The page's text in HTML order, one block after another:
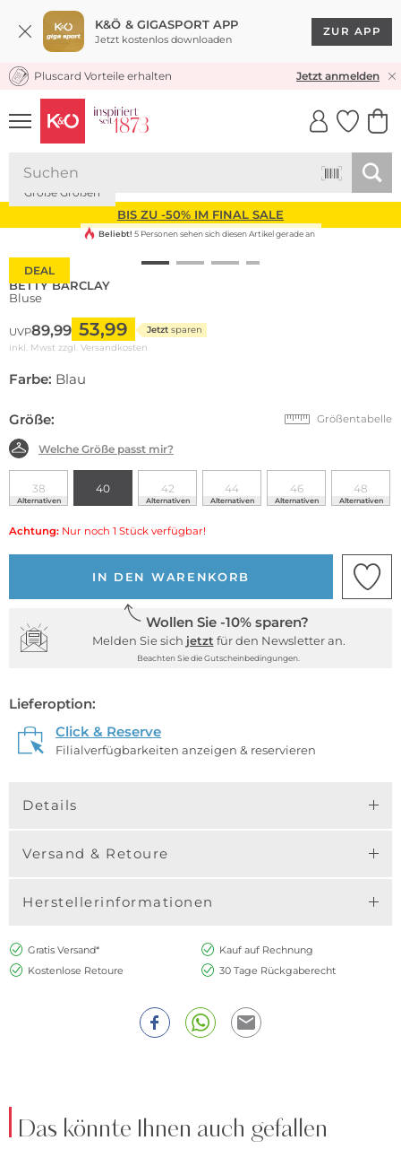
K&Ö & GIGASPORT APP
Jetzt kostenlos downloaden
ZUR APP
KOSTENLOSER VERSAND* & RÜCKVERSAND
Pluscard Vorteile erhalten Jetzt anmelden
UNSERE APP
CLICK &
BIS ZU -50% IM FINAL SALE
DEAL
Große Größen
Beliebt! 5 Personen sehen sich diesen Artikel gerade an
BETTY BARCLAY
Bluse
UVP89,99 53,99 Jetzt sparen
inkl. Mwst zzgl. Versandkosten
Farbe: Blau
Größe: Größentabelle
Welche Größe passt mir?
38
Alternativen
40 42
Alternativen
44
Alternativen
46
Alternativen
48
Alternativen
Achtung: Nur noch 1 Stück verfügbar!
IN DEN WARENKORB
Wollen Sie -10% sparen?
Melden Sie sich jetzt für den Newsletter an.
Beachten Sie die Gutscheinbedingungen.
Lieferoption:
Click & Reserve
Filialverfügbarkeiten anzeigen & reservieren
Details
Versand & Retoure
Herstellerinformationen
Gratis Versand*
Kauf auf Rechnung
Kostenlose Retoure
30 Tage Rückgaberecht
Das könnte Ihnen auch gefallen